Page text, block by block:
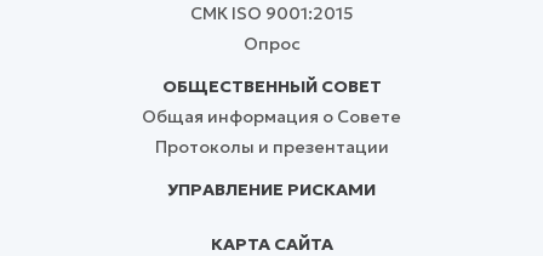
СМК ISO 9001:2015
Опрос
ОБЩЕСТВЕННЫЙ СОВЕТ
Общая информация о Совете
Протоколы и презентации
УПРАВЛЕНИЕ РИСКАМИ
КАРТА САЙТА